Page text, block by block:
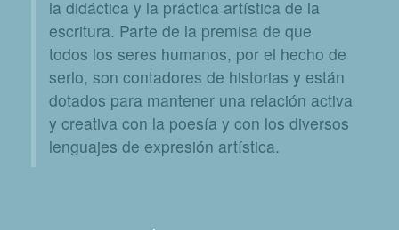
la didáctica y la práctica artística de la
escritura. Parte de la premisa de que
todos los seres humanos, por el hecho de
serlo, son contadores de historias y están
dotados para mantener una relación activa
y creativa con la poesía y con los diversos
lenguajes de expresión artística.